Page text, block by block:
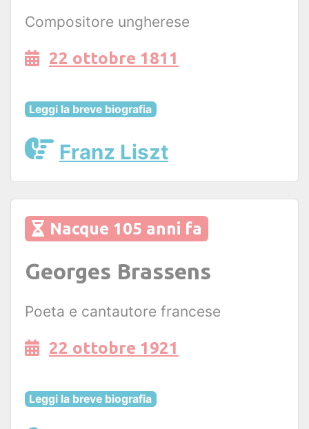
Compositore ungherese
22 ottobre 1811
Leggi la breve biografia
Franz Liszt
Nacque 105 anni fa
Georges Brassens
Poeta e cantautore francese
22 ottobre 1921
Leggi la breve biografia